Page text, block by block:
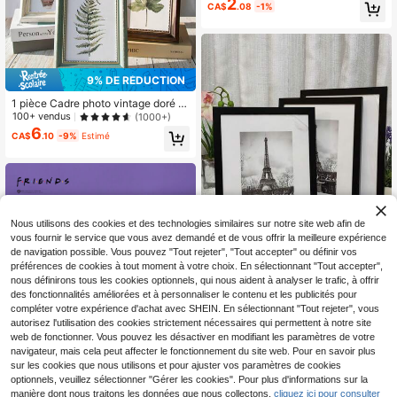
9% DE RÉDUCTION
1 pièce Cadre photo vintage doré -
Support polyvalent pour mur et des
sus de table, convient aux photos d
e paysage, fleurs, portrait et archite
mbre à coucher, la décoration d'entr
ée
100+ vendus (1000+)
CA$6.10 -9% Estimé
cartes postales et de billets transpa
iliaux, fragments de temps, billets d
e concert, souvenirs de voyage, bill
ets d'avion, boîte de collection de d
evises, porte-billets de souvenirs d
e concert de musique, boîte de rang
ement de photos, boîte de préservat
ion de marqueurs de carte du mond
e
CA$2.08 -1%
20% DE RÉDUCTION
3 paquets de cadres photo | Debout
ou suspendu | Utilisation verticale/h
orizontale | S'adapte à toute décora
tion et thème photo | Cadeau et déc
oration de fête | Noir/Blanc | 4 taille
s : 10x15cm, 15x20cm, 20x25cm, A
4 Accessoires de décoration pour la
maison Cadres commémoratifs
Clients très fidèles
10 .80 -20%
Nous utilisons des cookies et des technologies similaires sur notre site web afin de
vous fournir le service que vous avez demandé et de vous offrir la meilleure expérience
de navigation possible. Vous pouvez "Tout rejeter", "Tout accepter" ou définir vos
préférences de cookies à tout moment à votre choix. En sélectionnant "Tout accepter",
nous définirons tous les cookies optionnels, qui nous aident à analyser le trafic, à offrir
des fonctionnalités améliorées et à personnaliser le contenu et les publicités pour
compléter votre expérience d'achat avec SHEIN. En sélectionnant "Tout rejeter", vous
autorisez l'utilisation des cookies strictement nécessaires qui permettent à notre site
web de fonctionner. Vous pouvez les désactiver en modifiant les paramètres de votre
navigateur, mais cela peut affecter le fonctionnement du site web. Pour en savoir plus
sur les cookies que nous utilisons et pour ajuster vos paramètres de cookies
optionnels, veuillez sélectionner "Gérer les cookies". Pour plus d'informations sur la
manière dont nous traitons les données que nous collectons, cliquez ici pour consulter